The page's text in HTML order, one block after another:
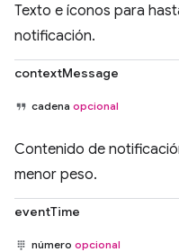
Texto e íconos para
notificación.
contextMessage
cadena opcional
Contenido de
menor peso.
eventTime
número opcional